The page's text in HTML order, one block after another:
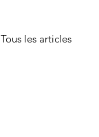
Tous les articles